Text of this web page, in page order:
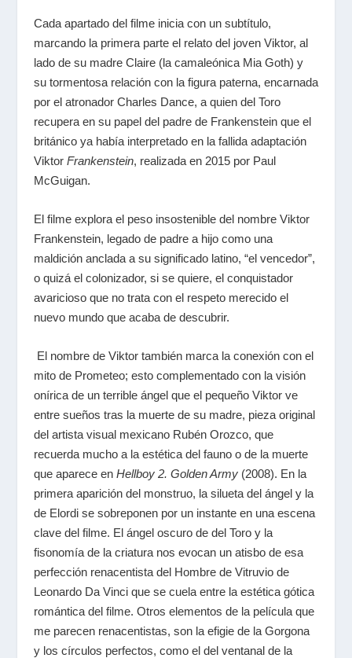
Cada apartado del filme inicia con un subtítulo,
marcando la primera parte el relato del joven Viktor, al
lado de su madre Claire (la camaleónica Mia Goth) y
su tormentosa relación con la figura paterna, encarnada
por el atronador Charles Dance, a quien del Toro
recupera en su papel del padre de Frankenstein que el
británico ya había interpretado en la fallida adaptación
Viktor Frankenstein, realizada en 2015 por Paul
McGuigan.
El filme explora el peso insostenible del nombre Viktor
Frankenstein, legado de padre a hijo como una
maldición anclada a su significado latino, “el vencedor”,
o quizá el colonizador, si se quiere, el conquistador
avaricioso que no trata con el respeto merecido el
nuevo mundo que acaba de descubrir.
El nombre de Viktor también marca la conexión con el
mito de Prometeo; esto complementado con la visión
onírica de un terrible ángel que el pequeño Viktor ve
entre sueños tras la muerte de su madre, pieza original
del artista visual mexicano Rubén Orozco, que
recuerda mucho a la estética del fauno o de la muerte
que aparece en Hellboy 2. Golden Army(2008). En la
primera aparición del monstruo, la silueta del ángel y la
de Elordi se sobreponen por un instante en una escena
clave del filme. El ángel oscuro de del Toro y la
fisonomía de la criatura nos evocan un atisbo de esa
perfección renacentista del Hombre de Vitruvio de
Leonardo Da Vinci que se cuela entre la estética gótica
romántica del filme. Otros elementos de la película que
me parecen renacentistas, son la efigie de la Gorgona
y los círculos perfectos, como el del ventanal de la